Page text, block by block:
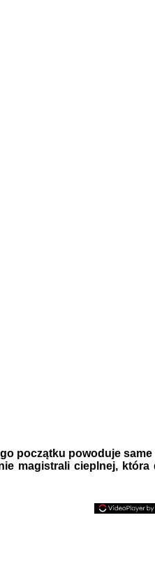
początku powoduje
magistrali cieplnej,